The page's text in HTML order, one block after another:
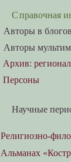
Справочная
Авторы в
Авторы
Архив:
×Персоны
Научные
Религиозно-
Альманах